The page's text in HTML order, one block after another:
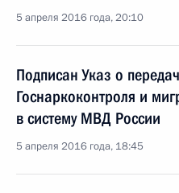
5 апреля 2016 года, 20:10
Подписан Указ о
Госнаркоконтроля и
в систему МВД России
5 апреля 2016 года, 18:45